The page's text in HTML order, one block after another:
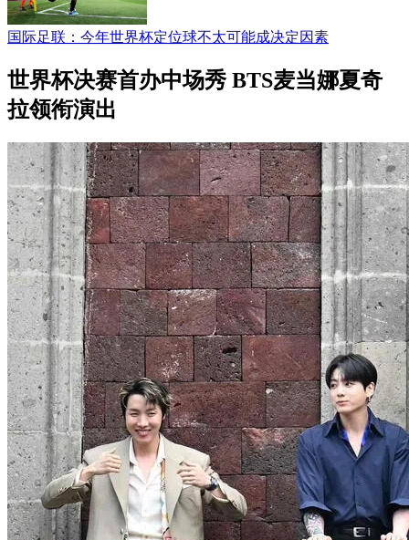
国际足联：今年世界杯定位球不太可能成决定因素
世界杯决赛首办中场秀 BTS麦当娜夏奇
拉领衔演出